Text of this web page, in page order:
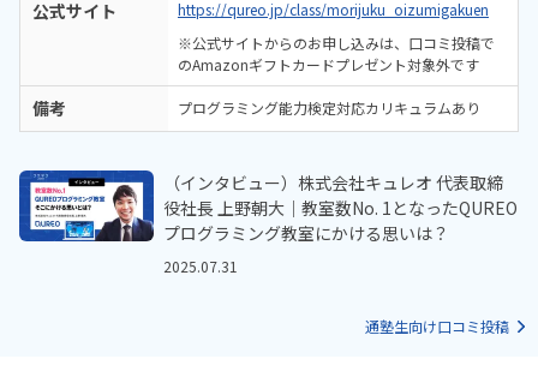
公式サイト
https://qureo.jp/class/morijuku_oizumigakuen
※公式サイトからのお申し込みは、口コミ投稿で
のAmazonギフトカードプレゼント対象外です
備考 プログラミング能力検定対応カリキュラムあり
（インタビュー）株式会社キュレオ 代表取締
役社長 上野朝大｜教室数No. 1となったQUREO
プログラミング教室にかける思いは？
2025.07.31
通塾生向け口コミ投稿